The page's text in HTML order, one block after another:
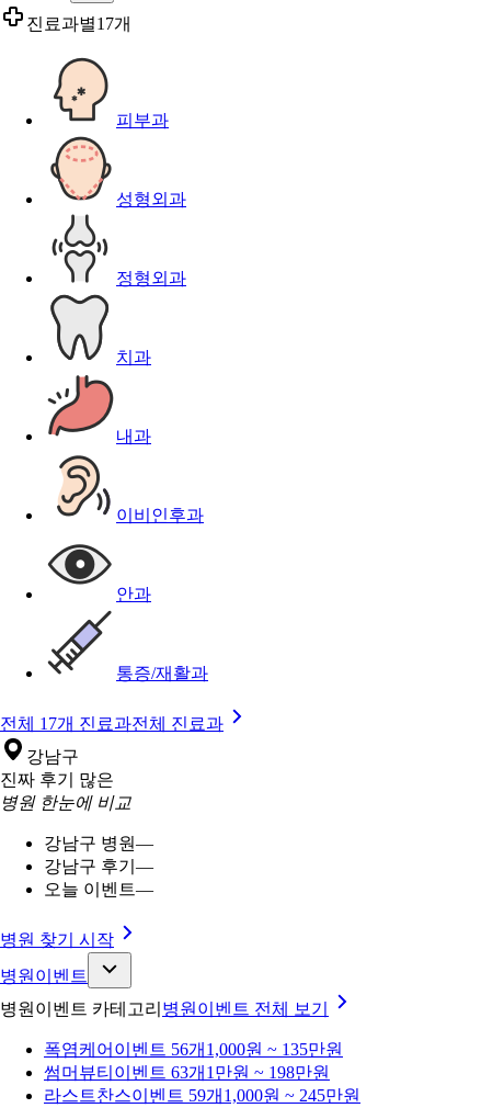
진료과별17개
피부과
성형외과
정형외과
치과
내과
이비인후과
안과
통증/재활과
전체 17개 진료과전체 진료과
강남구
진짜 후기 많은
병원 한눈에 비교
강남구 병원—
강남구 후기 —
오늘 이벤트—
병원 찾기 시작
병원이벤트
병원이벤트 카테고리 병원이벤트 전체 보기
폭염케어 이벤트 56개 1,000원 ~ 135만원
썸머뷰티 이벤트 63개 1만원 ~ 198만원
라스트찬스이벤트 59개 1,000원 ~ 245만원